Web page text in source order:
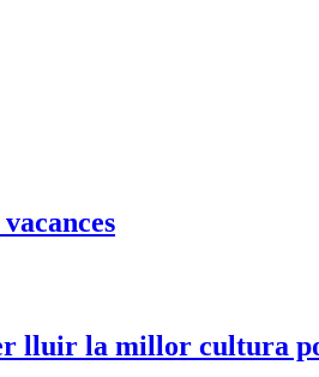
lluir la millor cultura